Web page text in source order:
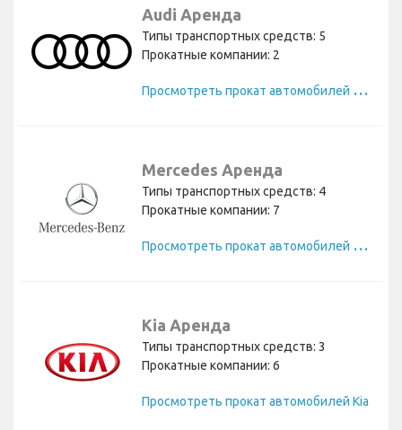
Audi Аренда
Типы транспортных средств: 5
Прокатные компании: 2
П
росмотреть прокат автомобилей Audi
Mercedes Аренда
Типы транспортных средств: 4
Прокатные компании: 7
П
росмотреть прокат автомобилей Mercedes
Kia Аренда
Типы транспортных средств: 3
Прокатные компании: 6
Просмотреть прокат автомобилей Kia